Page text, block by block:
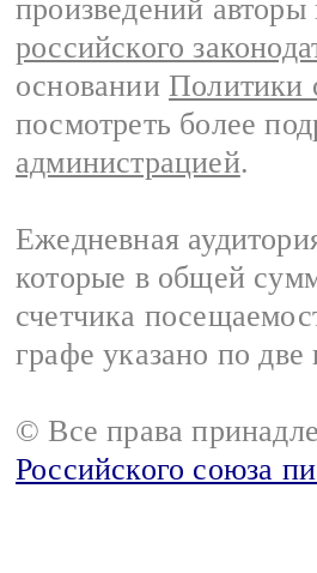
произведений
российского
основании Политики
посмотреть более
администрацией.
Ежедневная
которые в общей
счетчика
графе указано по
© Все права
Российского союза